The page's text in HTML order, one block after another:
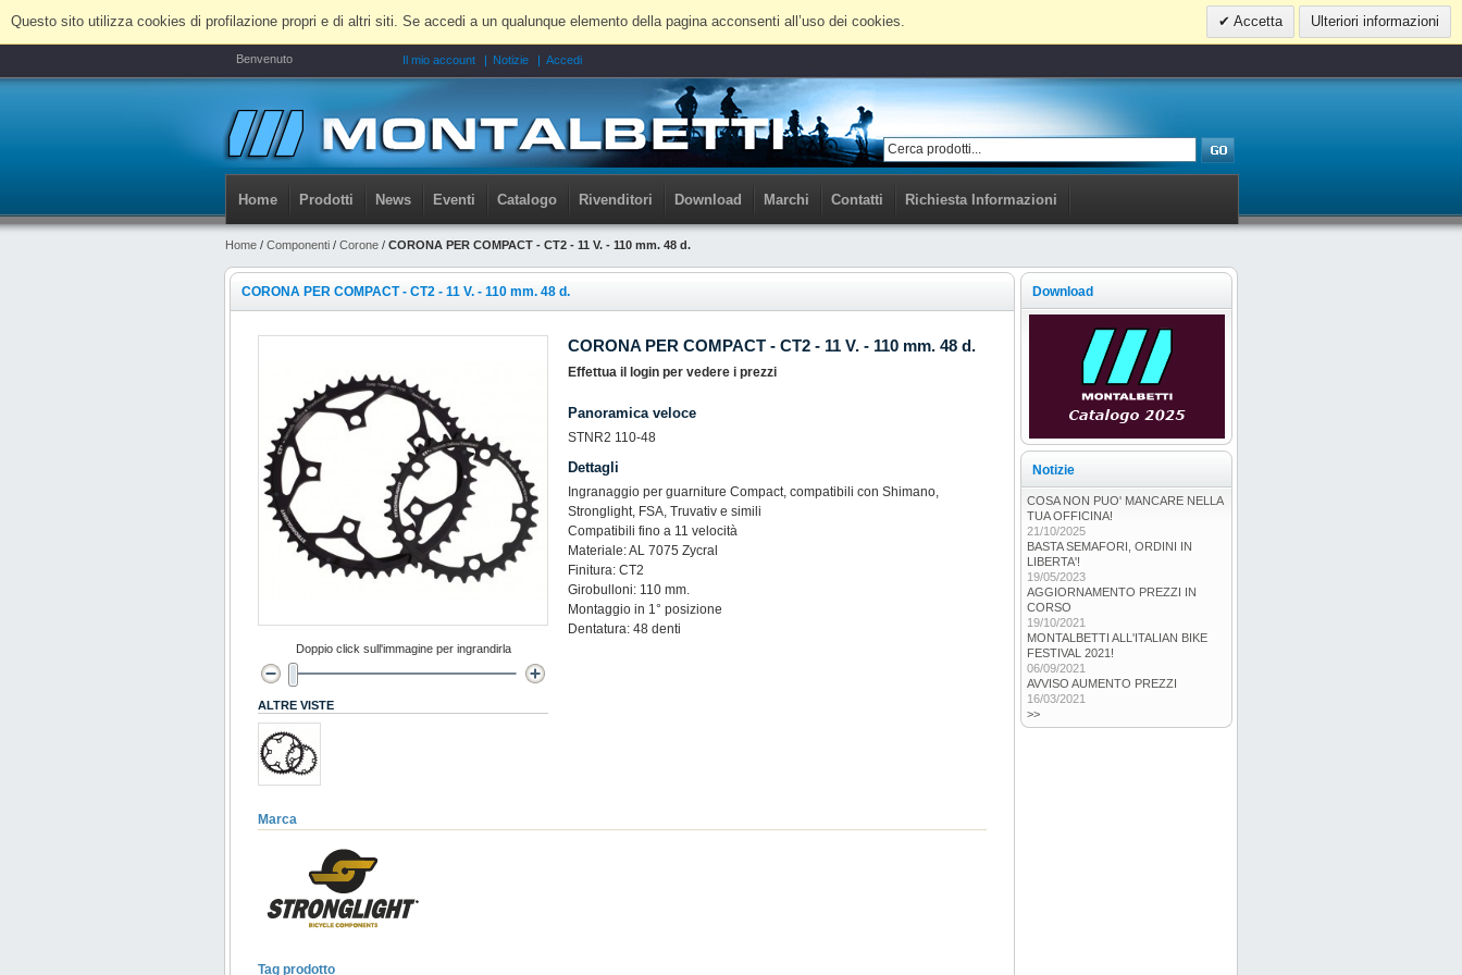
Questo sito utilizza cookies di profilazione propri e di altri siti. Se accedi a un qualunque elemento della pagina acconsenti all’uso dei cookies. Accetta Ulteriori informazioni
Benvenuto Il mio account Notizie Accedi
Home Prodotti News Eventi Catalogo Rivenditori Download Marchi Contatti Richiesta Informazioni
Home / Componenti / Corone / CORONA PER COMPACT - CT2 - 11 V. - 110 mm. 48 d.
CORONA PER COMPACT - CT2 - 11 V. - 110 mm. 48 d.
CORONA PER COMPACT - CT2 - 11 V. - 110 mm. 48 d.
Effettua il login per vedere i prezzi
Panoramica veloce
STNR2 110-48
Dettagli
Ingranaggio per guarniture Compact, compatibili con Shimano,
Stronglight, FSA, Truvativ e simili
Compatibili fino a 11 velocità
Materiale: AL 7075 Zycral
Finitura: CT2
Girobulloni: 110 mm.
Montaggio in 1° posizione
Dentatura: 48 denti
Doppio click sull'immagine per ingrandirla
ALTRE VISTE
Marca
Tag prodotto
Download
Notizie
COSA NON PUO' MANCARE NELLA
TUA OFFICINA!
21/10/2025
BASTA SEMAFORI, ORDINI IN
LIBERTA'!
19/05/2023
AGGIORNAMENTO PREZZI IN
CORSO
19/10/2021
MONTALBETTI ALL'ITALIAN BIKE
FESTIVAL 2021!
06/09/2021
AVVISO AUMENTO PREZZI
16/03/2021
>>